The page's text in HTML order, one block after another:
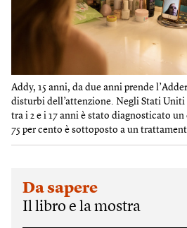
Addy, 15 anni, da due anni prende
disturbi dell’attenzione. Negli Stati Uniti
tra i 2 e i 17 anni è stato diagnosticato
75 per cento è sottoposto a un
Da sapere
Il libro e la mostra